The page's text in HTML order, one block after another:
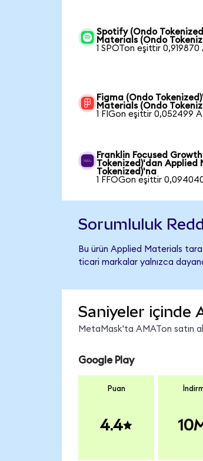
Spotify (Ondo
Materials (Ondo
1 SPOTon eşittir 0,919870
Figma (Ondo
Materials (Ondo
1 FIGon eşittir 0,052499
Franklin Focused
Tokenized)'dan Applied
Tokenized)'na
1 FFOGon eşittir
Sorumluluk
Bu ürün Applied Materials
ticari markalar yalnızca
Saniyeler içinde
MetaMask'ta AMATon satın
Google Play
Puan
4.4